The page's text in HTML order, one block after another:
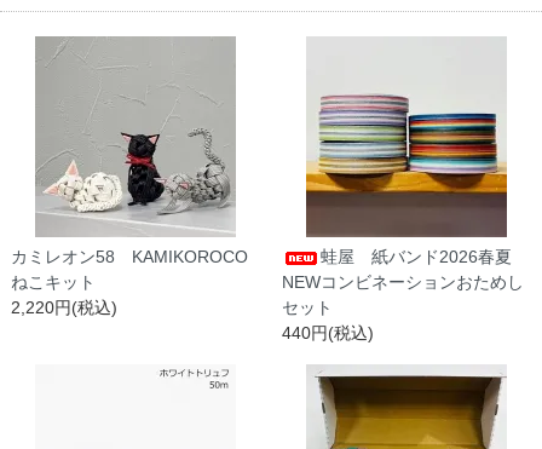
カミレオン58 KAMIKOROCO
ねこキット
2,220円(税込)
蛙屋 紙バンド2026春夏
NEWコンビネーションおためし
セット
440円(税込)